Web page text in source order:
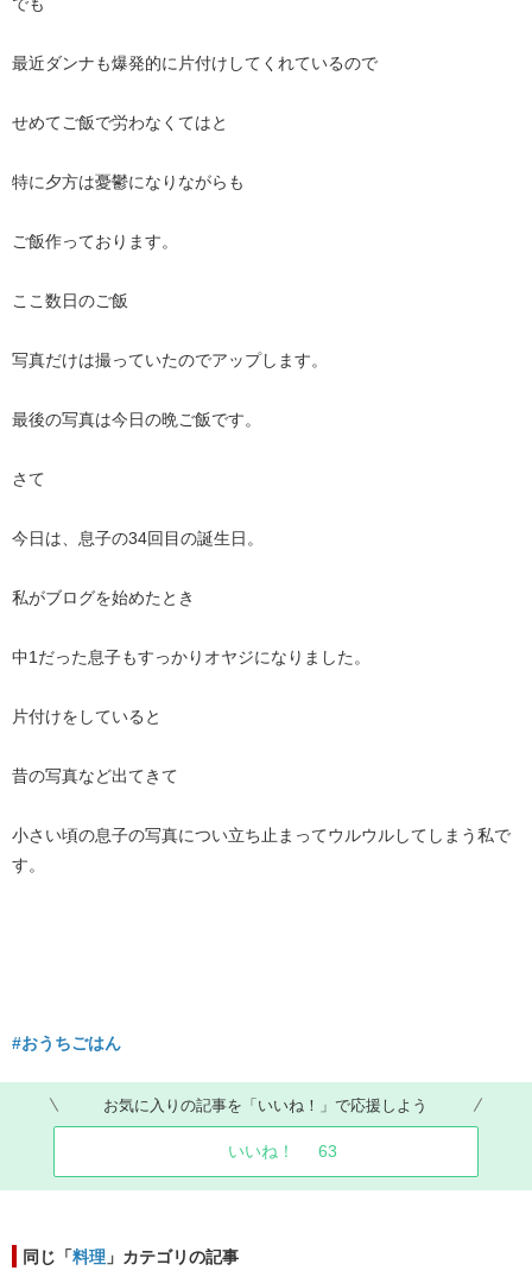
最近ダンナも爆発的に片付けしてくれているので
せめてご飯で労わなくてはと
特に夕方は憂鬱になりながらも
ご飯作っております。
ここ数日のご飯
写真だけは撮っていたのでアップします。
最後の写真は今日の晩ご飯です。
さて
今日は、息子の34回目の誕生日。
私がブログを始めたとき
中1だった息子もすっかりオヤジになりました。
片付けをしていると
昔の写真など出てきて
小さい頃の息子の写真につい立ち止まってウルウルしてしまう私で
す。
#おうちごはん
お気に入りの記事を「いいね！」で応援しよう
いいね！ 63
同じ「料理 」カテゴリの記事